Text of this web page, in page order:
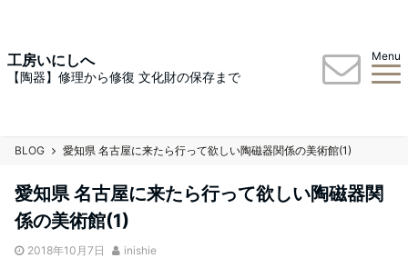
工房いにしへ
【陶器】修理から修復 文化財の保存まで
Menu
BLOG 愛知県 名古屋に来たら行って欲しい陶磁器関係の美術館(1)
愛知県 名古屋に来たら行って欲しい陶磁器関
係の美術館(1)
2018年10月7日 inishie